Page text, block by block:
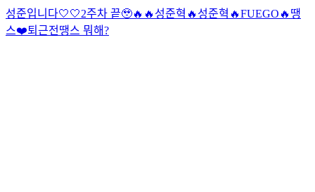
성준입니다🤍🤍2주차 끝🥹🔥🔥 성준혁🔥 성준혁🔥FUEGO🔥 땡
스❤️퇴근전땡스 뭐해?